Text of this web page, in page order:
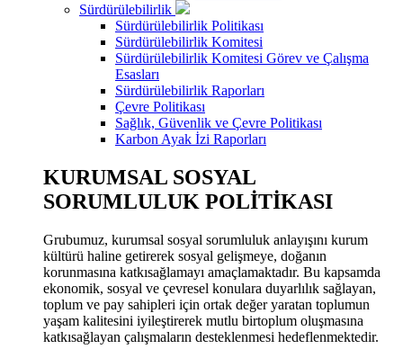
Sürdürülebilirlik
Sürdürülebilirlik Politikası
Sürdürülebilirlik Komitesi
Sürdürülebilirlik Komitesi Görev ve Çalışma
Esasları
Sürdürülebilirlik Raporları
Çevre Politikası
Sağlık, Güvenlik ve Çevre Politikası
Karbon Ayak İzi Raporları
KURUMSAL SOSYAL
SORUMLULUK POLİTİKASI
Grubumuz, kurumsal sosyal sorumluluk anlayışını kurum
kültürü haline getirerek sosyal gelişmeye, doğanın
korunmasına katkısağlamayı amaçlamaktadır. Bu kapsamda
ekonomik, sosyal ve çevresel konulara duyarlılık sağlayan,
toplum ve pay sahipleri için ortak değer yaratan toplumun
yaşam kalitesini iyileştirerek mutlu birtoplum oluşmasına
katkısağlayan çalışmaların desteklenmesi hedeflenmektedir.